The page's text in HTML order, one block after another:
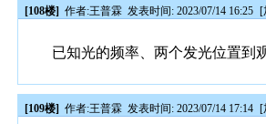
[108楼] 作者:王普霖 发表时间: 2023/07/14 16:25 [
已知光的频率、两个发光位置到
[109楼] 作者:王普霖 发表时间: 2023/07/14 17:14 [